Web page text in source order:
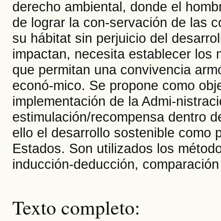
derecho ambiental, donde el
de lograr la con-servación de las
su hábitat sin perjuicio del
impactan, necesita establecer los
que permitan una convivencia
econó-mico. Se propone como
implementación de la Admi-
estimulación/recompensa dentro
ello el desarrollo sostenible como
Estados. Son utilizados los
inducción-deducción,
Texto completo: